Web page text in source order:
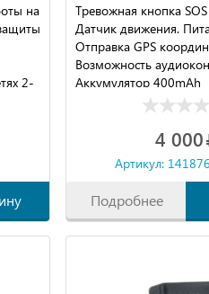
на
2-
Тревожная кнопка SOS
Датчик движения.
Отправка GPS
Возможность
Аккумулятор 400mAh
4 000
Артикул:
Подробнее